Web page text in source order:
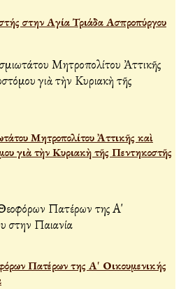
στην Αγία Τριάδα Ασπροπύργου
Μητροπολίτου Ἀττικῆς καὶ
γιὰ τὴν Κυριακὴ τῆς Πεντηκοστῆς
Πατέρων της Α' Οικουμενικής